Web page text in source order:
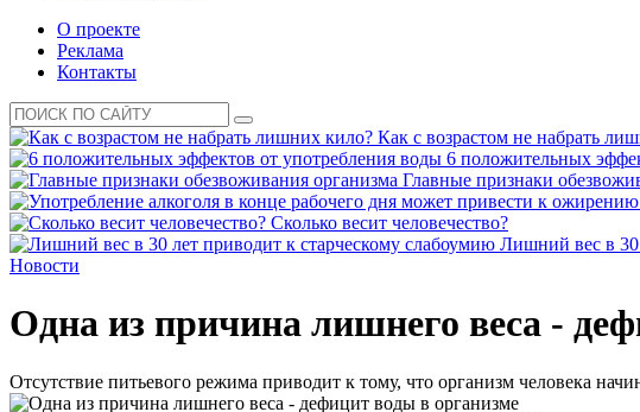
О проекте
Реклама
Контакты
Как с возрастом не набрать
6 положительных
Главные признаки
Сколько весит человечество?
Лишний вес в 30
Новости
Одна из причина лишнего веса -
Отсутствие питьевого режима приводит к тому, что организм человека